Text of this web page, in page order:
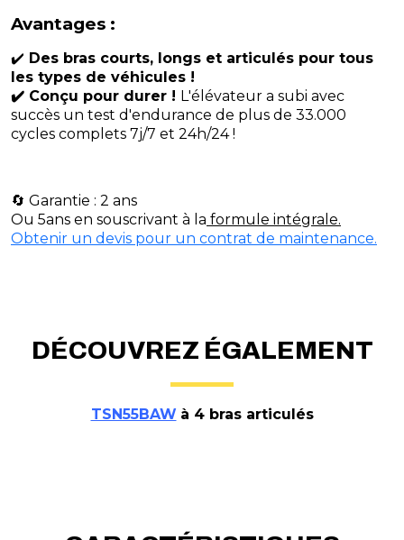
Avantages :
✔️ Des bras courts, longs et articulés pour tous
les types de véhicules !
✔️ Conçu pour durer ! L'élévateur a subi avec
succès un test d'endurance de plus de 33.000
cycles complets 7j/7 et 24h/24 !
🔄 Garantie : 2 ans
Ou 5ans en souscrivant à la formule intégrale.
Obtenir un devis pour un contrat de maintenance.
DÉCOUVREZ ÉGALEMENT
TSN55BAW à 4 bras articulés